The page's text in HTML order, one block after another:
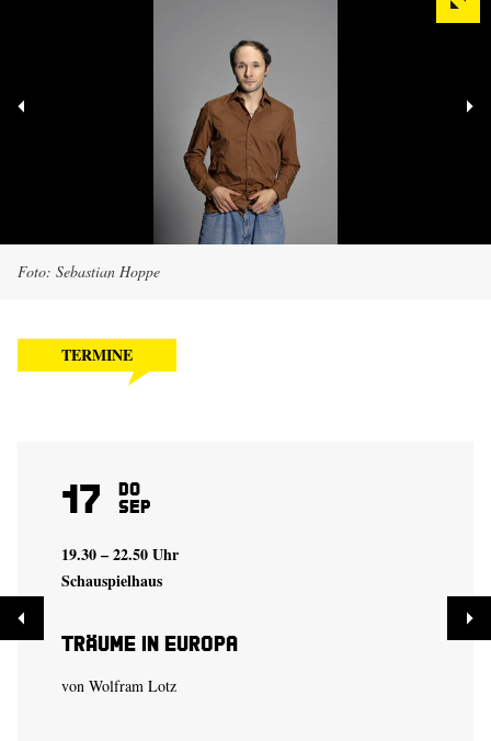
Foto: Sebastian Hoppe
TERMINE
17 Do
Sep
19.30 – 22.50 Uhr
Schauspielhaus
Träume in Europa
von Wolfram Lotz